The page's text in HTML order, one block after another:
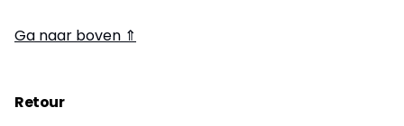
Ga naar boven ⇑
Retour